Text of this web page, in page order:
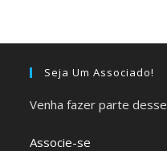
Seja Um Associado!
Venha fazer parte
Associe-se